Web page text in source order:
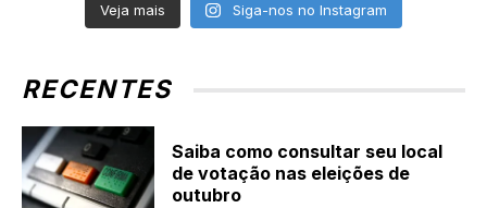
Veja mais Siga-nos no Instagram
RECENTES
Saiba como consultar seu local
de votação nas eleições de
outubro